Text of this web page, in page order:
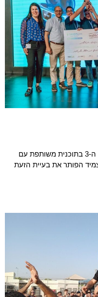
תלמידי אמית בנים במודיעין זכו במקום ה-3 בתוכנית משותפת עם
הפותר את בעיית הזעת